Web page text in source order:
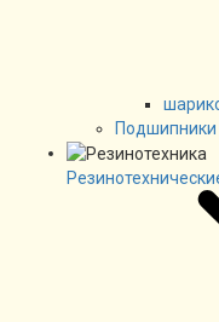
Подшипники